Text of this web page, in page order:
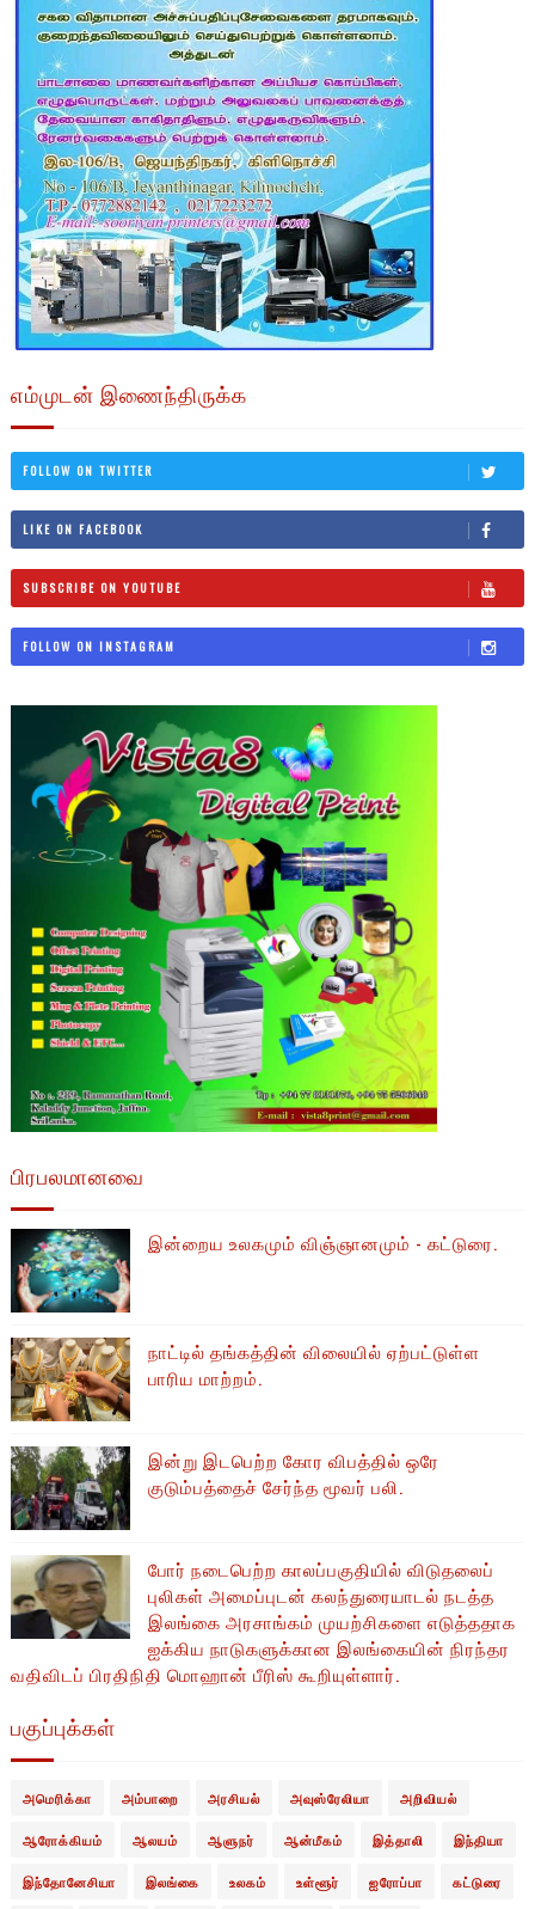
எம்முடன் இணைந்திருக்க
FOLLOW ON TWITTER
LIKE ON FACEBOOK
SUBSCRIBE ON YOUTUBE
FOLLOW ON INSTAGRAM
பிரபலமானவை
இன்றைய உலகமும் விஞ்ஞானமும் - கட்டுரை.
நாட்டில் தங்கத்தின் விலையில் ஏற்பட்டுள்ள
பாரிய மாற்றம்.
இன்று இடபெற்ற கோர விபத்தில் ஒரே
குடும்பத்தைச் சேர்ந்த மூவர் பலி.
போர் நடைபெற்ற காலப்பகுதியில் ​​விடுதலைப்
புலிகள் அமைப்புடன் கலந்துரையாடல் நடத்த
இலங்கை அரசாங்கம் முயற்சிகளை எடுத்ததாக
ஐக்கிய நாடுகளுக்கான இலங்கையின் நிரந்தர
வதிவிடப் பிரதிநிதி மொஹான் பீரிஸ் கூறியுள்ளார்.
பகுப்புக்கள்
அமெரிக்கா அம்பாறை அரசியல் அவுஸ்ரேலியா அறிவியல்
ஆரோக்கியம் ஆலயம் ஆளுநர் ஆன்மீகம் இத்தாலி இந்தியா
இந்தோனேசியா இலங்கை உலகம் உள்ளூர் ஐரோப்பா கட்டுரை